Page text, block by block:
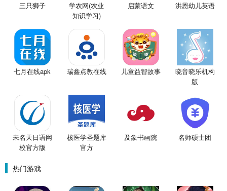
三只狮子
学农网(农业
知识学习)
启蒙语文 洪恩幼儿英语
七月在线apk 瑞鑫点教在线 儿童益智故事
晓音晓乐机构
版
未名天日语网
校官方版
核医学圣题库
官方
及象书画院 名师硕士团
热门游戏